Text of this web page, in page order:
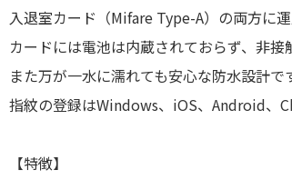
入退室カード（Mifare Type-A）の両方に
カードには電池は内蔵されておらず、非
また万が一水に濡れても安心な防水設計で
指紋の登録はWindows、iOS、Android、
【特徴】